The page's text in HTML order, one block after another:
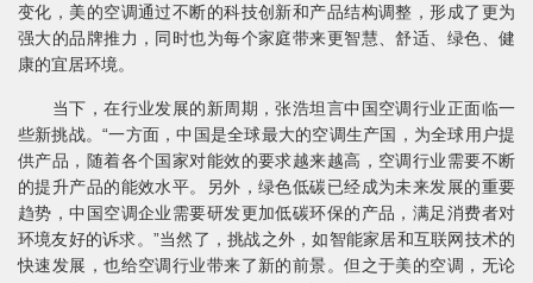
变化，美的空调通过不断的科技创新和产品结构调整，形成了更为
强大的品牌推力，同时也为每个家庭带来更智慧、舒适、绿色、健
康的宜居环境。
当下，在行业发展的新周期，张浩坦言中国空调行业正面临一
些新挑战。“一方面，中国是全球最大的空调生产国，为全球用户提
供产品，随着各个国家对能效的要求越来越高，空调行业需要不断
的提升产品的能效水平。另外，绿色低碳已经成为未来发展的重要
趋势，中国空调企业需要研发更加低碳环保的产品，满足消费者对
环境友好的诉求。”当然了，挑战之外，如智能家居和互联网技术的
快速发展，也给空调行业带来了新的前景。但之于美的空调，无论